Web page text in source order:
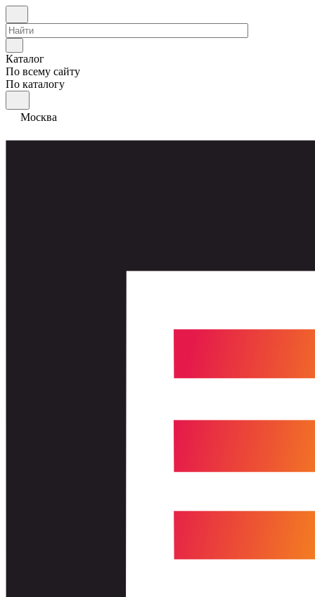
Каталог
По всему сайту
По каталогу
Москва